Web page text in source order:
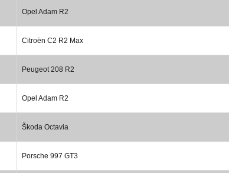
Opel Adam R2
Citroën C2 R2 Max
Peugeot 208 R2
Opel Adam R2
Škoda Octavia
Porsche 997 GT3